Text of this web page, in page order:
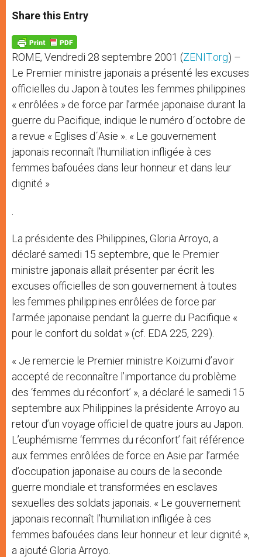
t
s
p
p
s
e
g
e
r
e
b
o
k
Share this Entry
ROME, Vendredi 28 septembre 2001 (ZENIT.org) –
Le Premier ministre japonais a présenté les excuses
officielles du Japon à toutes les femmes philippines
« enrôlées » de force par l’armée japonaise durant la
guerre du Pacifique, indique le numéro d´octobre de
a revue « Eglises d´Asie ». « Le gouvernement
japonais reconnaît l’humiliation infligée à ces
femmes bafouées dans leur honneur et dans leur
dignité »
La présidente des Philippines, Gloria Arroyo, a
déclaré samedi 15 septembre, que le Premier
ministre japonais allait présenter par écrit les
excuses officielles de son gouvernement à toutes
les femmes philippines enrôlées de force par
l’armée japonaise pendant la guerre du Pacifique «
pour le confort du soldat » (cf. EDA 225, 229).
« Je remercie le Premier ministre Koizumi d’avoir
accepté de reconnaître l’importance du problème
des ‘femmes du réconfort’ », a déclaré le samedi 15
septembre aux Philippines la présidente Arroyo au
retour d’un voyage officiel de quatre jours au Japon.
L’euphémisme ‘femmes du réconfort’ fait référence
aux femmes enrôlées de force en Asie par l’armée
d’occupation japonaise au cours de la seconde
guerre mondiale et transformées en esclaves
sexuelles des soldats japonais. « Le gouvernement
japonais reconnaît l’humiliation infligée à ces
femmes bafouées dans leur honneur et leur dignité »,
a ajouté Gloria Arroyo.